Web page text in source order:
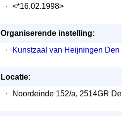
·
<*16.02.1998>
Organiserende instelling:
·
Kunstzaal van Heijningen Den
Locatie:
·
Noordeinde 152/a, 2514GR